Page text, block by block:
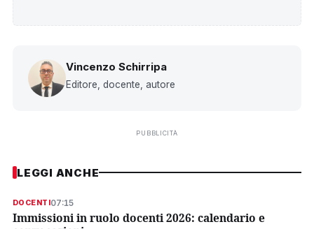
Vincenzo Schirripa
Editore, docente, autore
PUBBLICITÀ
LEGGI ANCHE
DOCENTI07:15
Immissioni in ruolo docenti 2026: calendario e